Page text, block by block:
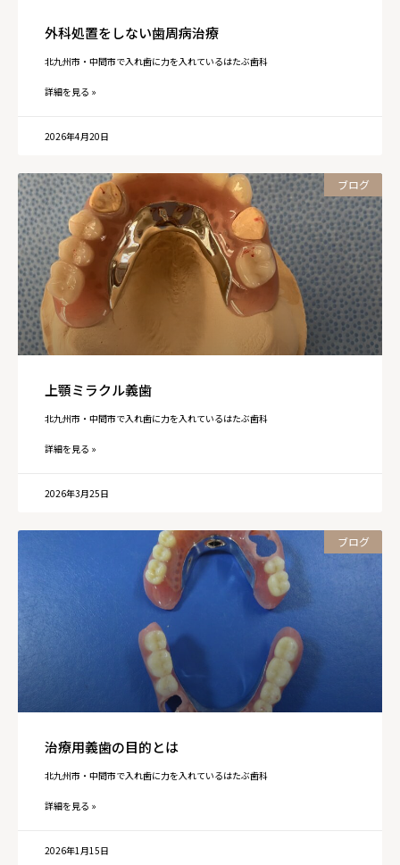
外科処置をしない歯周病治療
北九州市・中間市で入れ歯に力を入れているはたぶ歯科
詳細を見る »
2026年4月20日
ブログ
上顎ミラクル義歯
北九州市・中間市で入れ歯に力を入れているはたぶ歯科
詳細を見る »
2026年3月25日
ブログ
治療用義歯の目的とは
北九州市・中間市で入れ歯に力を入れているはたぶ歯科
詳細を見る »
2026年1月15日